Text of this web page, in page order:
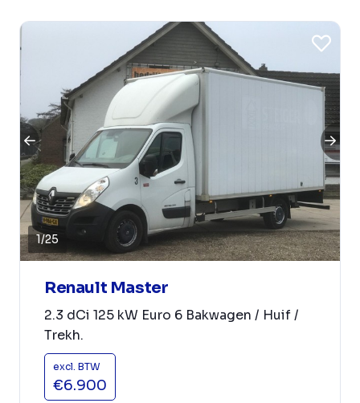
1/25
Renault Master
2.3 dCi 125 kW Euro 6 Bakwagen / Huif /
Trekh.
excl. BTW
€6.900